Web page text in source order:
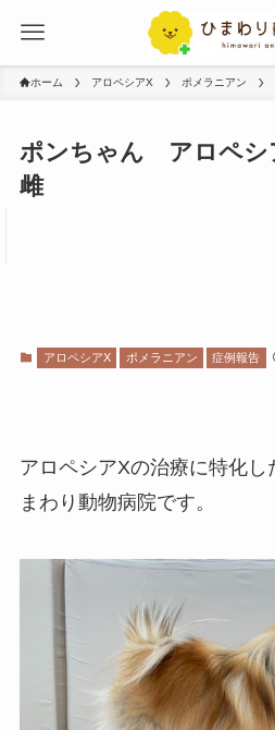
ホーム アロペシアX ポメラニアン
ポンちゃん アロペ
アロペシアX ポメラニアン 症例報告
アロペシアXの治療に特化
まわり動物病院です。